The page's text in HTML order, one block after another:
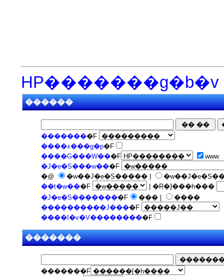
HP�������g�b�v
������
��������F
����ｮ���g�p�F
����G���W���F
www.
�J�e�S���w���F
�@
�w��J�e�S����� |
��t�w���F
| �R�}���h���
�J�e�S��������F ��� |
����
����������J����F
����I�v�V���������F
�������
�������F